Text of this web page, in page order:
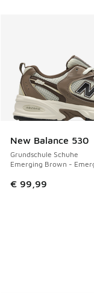
New Balance 530
Grundschule Schuhe
Emerging Brown -
€ 99,99